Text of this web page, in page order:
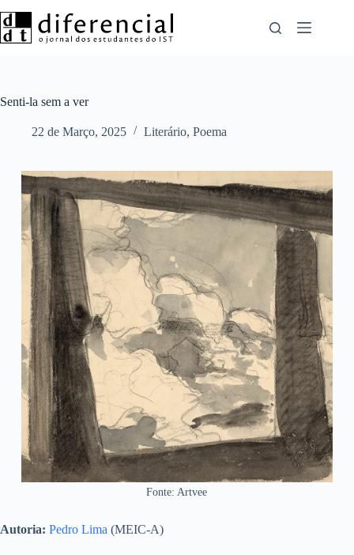
para
o
Senti-la sem a ver
22 de Março, 2025 Literário, Poema
Fonte: Artvee
Autoria: Pedro Lima (MEIC-A)